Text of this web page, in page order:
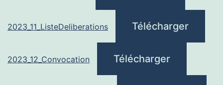
2023_11_ListeDeliberations Télécharger
2023_12_Convocation Télécharger